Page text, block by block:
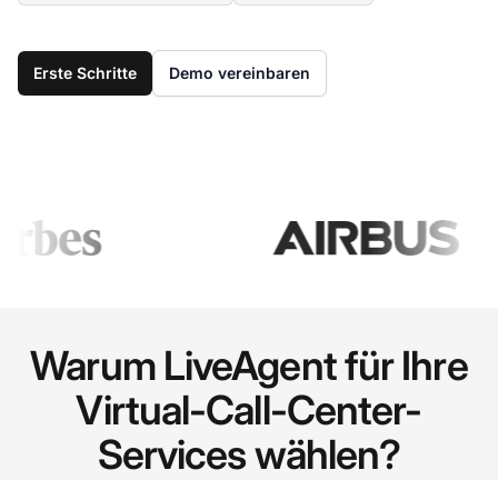
Erste Schritte Demo vereinbaren
Warum LiveAgent für Ihre
Virtual-Call-Center-
Services wählen?